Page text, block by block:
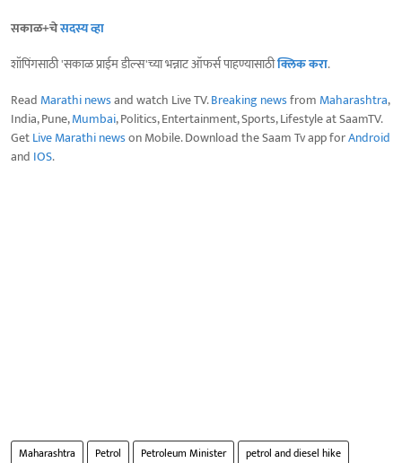
सकाळ+चेसदस्य व्हा
शॉपिंगसाठी 'सकाळ प्राईम डील्स'च्या भन्नाट ऑफर्स पाहण्यासाठीक्लिक करा.
Read Marathi newsand watch Live TV.Breaking newsfrom Maharashtra,
India, Pune,Mumbai, Politics, Entertainment, Sports, Lifestyle at SaamTV.
GetLive Marathi newson Mobile. Download the Saam Tv app forAndroid
and IOS.
Maharashtra Petrol Petroleum Minister
petrol and diesel hike